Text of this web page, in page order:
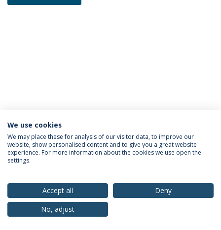
Política de Privacidade
Termos & Condições
Direitos do Titular dos Dados
© 2026 Universidade Católica Portuguesa
We use cookies
We may place these for analysis of our visitor data, to improve our
website, show personalised content and to give you a great website
experience. For more information about the cookies we use open the
settings.
Accept all
Deny
No, adjust